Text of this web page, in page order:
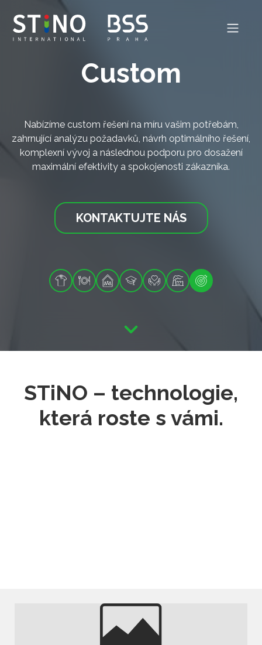
Custom
Nabízíme custom řešení na míru vašim potřebám,
zahrnující analýzu požadavků, návrh optimálního řešení,
komplexní vývoj a následnou podporu pro dosažení
maximální efektivity a spokojenosti zákazníka.
KONTAKTUJTE NÁS
STiNO – technologie,
která roste s vámi.